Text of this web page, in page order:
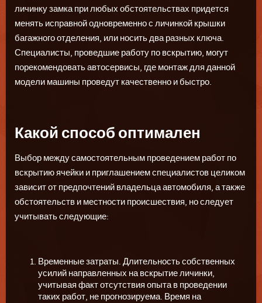
личинку замка при любых обстоятельствах придется
менять исправной одновременно с личинкой крышки
багажного отделения, или носить два разных ключа.
Специалисты, проведшие работу по вскрытию, могут
порекомендовать автосервисы, где монтаж для данной
модели машины проведут качественно и быстро.
Какой способ оптимален
Выбор между самостоятельным проведением работ по
вскрытию ячейки и приглашением специалистов целиком
зависит от предпочтений владельца автомобиля, а также
обстоятельств и местности происшествия, но следует
учитывать следующие:
Временные затраты. Длительность собственных
усилий направленных на вскрытие личинки,
учитывая факт отсутствия опыта в проведении
таких работ, не прогнозируема. Время на